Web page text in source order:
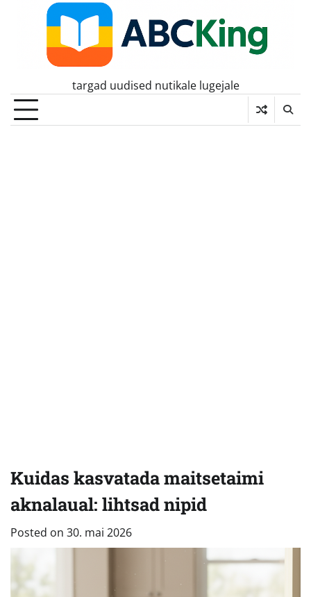
targad uudised nutikale lugejale
Kuidas kasvatada maitsetaimi
aknalaual: lihtsad nipid
Posted on 30. mai 2026